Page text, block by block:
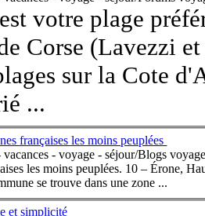
votre plage
Corse (Lavezzi
sur la Cote
...
françaises les moins peuplées
- voyage - séjour/Blogs
les moins peuplées. 10 – Érone,
se trouve dans une zone ...
et simplicité